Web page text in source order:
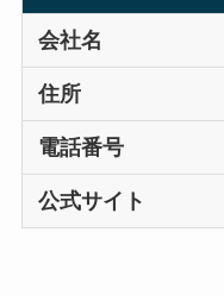
会社名
住所
電話番号
公式サイト